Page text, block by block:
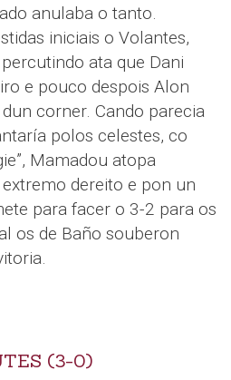
anulaba o tanto.
iniciais o Volantes,
ata que Dani
e pouco despois Alon
corner. Cando parecia
polos celestes, co
Mamadou atopa
dereito e pon un
para facer o 3-2 para os
os de Baño souberon
(3-0)